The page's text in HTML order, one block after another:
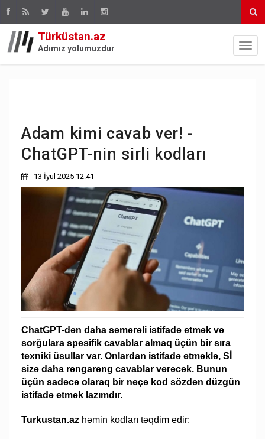
Türküstan.az
Adımız yolumuzdur
Adam kimi cavab ver! -
ChatGPT-nin sirli kodları
13 İyul 2025 12:41
ChatGPT-dən daha səmərəli istifadə etmək və
sorğulara spesifik cavablar almaq üçün bir sıra
texniki üsullar var. Onlardan istifadə etməklə, Sİ
sizə daha rəngarəng cavablar verəcək. Bunun
üçün sadəcə olaraq bir neçə kod sözdən düzgün
istifadə etmək lazımdır.
Turkustan.az həmin kodları təqdim edir: